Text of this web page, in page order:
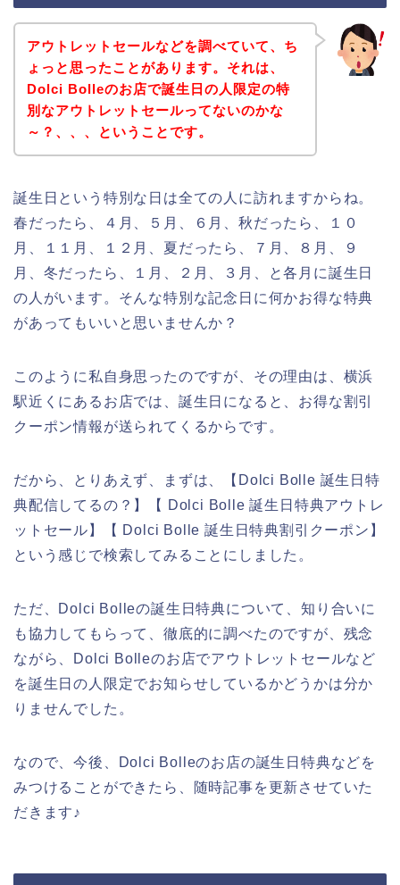
アウトレットセールなどを調べていて、ち
ょっと思ったことがあります。それは、
Dolci Bolleのお店で誕生日の人限定の特
別なアウトレットセールってないのかな
～？、、、ということです。
誕生日という特別な日は全ての人に訪れますからね。
春だったら、４月、５月、６月、秋だったら、１０
月、１１月、１２月、夏だったら、７月、８月、９
月、冬だったら、１月、２月、３月、と各月に誕生日
の人がいます。そんな特別な記念日に何かお得な特典
があってもいいと思いませんか？
このように私自身思ったのですが、その理由は、横浜
駅近くにあるお店では、誕生日になると、お得な割引
クーポン情報が送られてくるからです。
だから、とりあえず、まずは、【Dolci Bolle 誕生日特
典配信してるの？】【 Dolci Bolle 誕生日特典アウトレ
ットセール】【 Dolci Bolle 誕生日特典割引クーポン】
という感じで検索してみることにしました。
ただ、Dolci Bolleの誕生日特典について、知り合いに
も協力してもらって、徹底的に調べたのですが、残念
ながら、Dolci Bolleのお店でアウトレットセールなど
を誕生日の人限定でお知らせしているかどうかは分か
りませんでした。
なので、今後、Dolci Bolleのお店の誕生日特典などを
みつけることができたら、随時記事を更新させていた
だきます♪